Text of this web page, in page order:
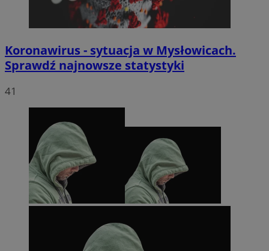
Koronawirus - sytuacja w Mysłowicach.
Sprawdź najnowsze statystyki
41